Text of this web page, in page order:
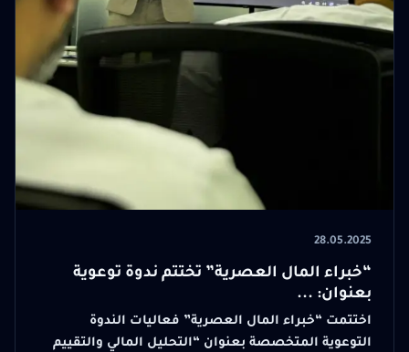
28.05.2025
“خبراء المال العصرية” تختتم ندوة توعوية
بعنوان: ...
اختتمت “خبراء المال العصرية” فعاليات الندوة
التوعوية المتخصصة بعنوان “التحليل المالي والتقييم